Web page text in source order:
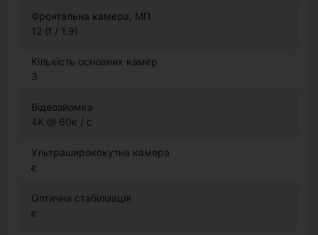
Фронтальна камера, МП
12 (f / 1.9)
Кількість основних камер
3
Відеозйомка
4K @ 60к / с
Ультраширококутна камера
є
Оптична стабілізація
є